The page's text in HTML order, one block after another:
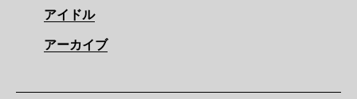
アイドル
アーカイブ